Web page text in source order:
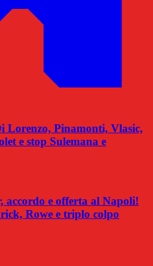
Lorenzo, Pinamonti, Vlasic,
e stop Sulemana e
accordo e offerta al Napoli!
Rowe e triplo colpo